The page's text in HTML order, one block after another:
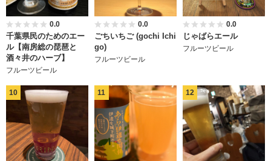
0.0
千葉県民のためのエー
ル【南房総の琵琶と
酒々井のハーブ】
フルーツビール
0.0
ごちいちご (gochi Ichi
go)
フルーツビール
0.0
じゃばらエール
フルーツビール